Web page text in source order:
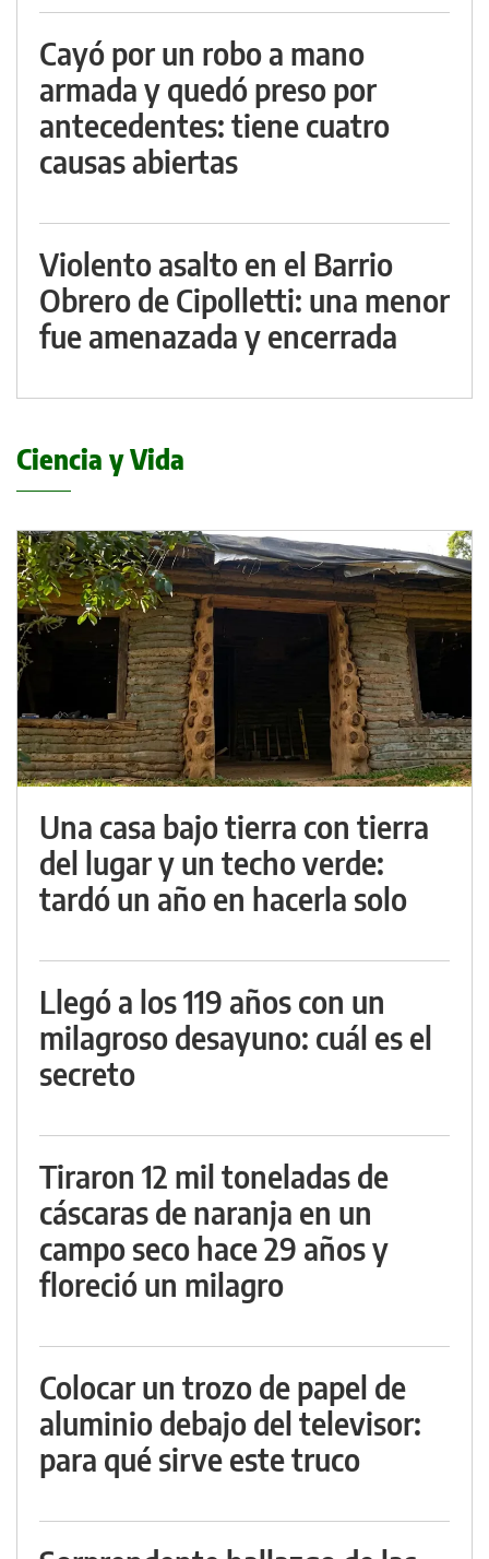
Cayó por un robo a mano
armada y quedó preso por
antecedentes: tiene cuatro
causas abiertas
Violento asalto en el Barrio
Obrero de Cipolletti: una menor
fue amenazada y encerrada
Ciencia y Vida
Una casa bajo tierra con tierra
del lugar y un techo verde:
tardó un año en hacerla solo
Llegó a los 119 años con un
milagroso desayuno: cuál es el
secreto
Tiraron 12 mil toneladas de
cáscaras de naranja en un
campo seco hace 29 años y
floreció un milagro
Colocar un trozo de papel de
aluminio debajo del televisor:
para qué sirve este truco